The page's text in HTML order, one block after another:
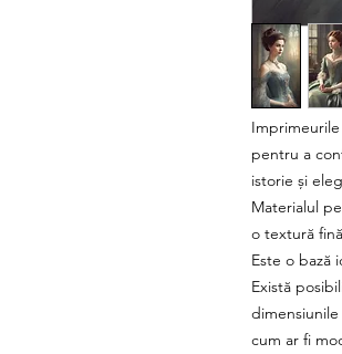
pentru a
istorie și
Materialul
o textură
Este o bază
Există
cum ar fi